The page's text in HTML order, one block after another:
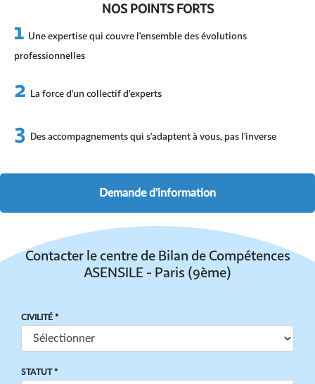
NOS POINTS FORTS
Une expertise qui couvre l'ensemble des évolutions
professionnelles
La force d'un collectif d'experts
Des accompagnements qui s'adaptent à vous, pas l'inverse
Demande d'information
Contacter le centre de Bilan de Compétences
ASENSILE - Paris (9ème)
CIVILITÉ *
STATUT *